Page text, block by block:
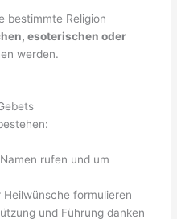
bestimmte Religion
esoterischen oder
werden.
rufen und um
Heilwünsche formulieren
und Führung danken